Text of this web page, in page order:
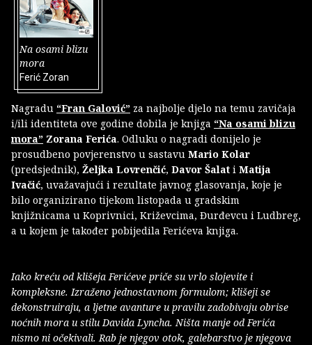
Na osami blizu
mora
Ferić Zoran
Nagradu “Fran Galović” za najbolje djelo na temu zavičaja
i/ili identiteta ove godine dobila je knjiga “Na osami blizu
mora” Zorana Ferića. Odluku o nagradi donijelo je
prosudbeno povjerenstvo u sastavu Mario Kolar
(predsjednik), Željka Lovrenčić, Davor Šalat i Matija
Ivačić, uvažavajući i rezultate javnog glasovanja, koje je
bilo organizirano tijekom listopada u gradskim
knjižnicama u Koprivnici, Križevcima, Đurđevcu i Ludbreg,
a u kojem je također pobijedila Ferićeva knjiga.
Iako kreću od klišeja Ferićeve priče su vrlo slojevite i
kompleksne. Izraženo jednostavnom formulom; klišeji se
dekonstruiraju, a ljetne avanture u pravilu zadobivaju obrise
noćnih mora u stilu Davida Lyncha. Ništa manje od Ferića
nismo ni očekivali. Rab je njegov otok, galebarstvo je njegova